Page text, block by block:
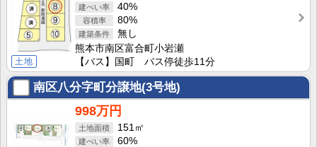
土地
40%
80%
無し
熊本市南区富合町小岩瀬
【バス】国町 バス停徒歩11分
南区八分字町分譲地(3号地)
998万円
151㎡
60%